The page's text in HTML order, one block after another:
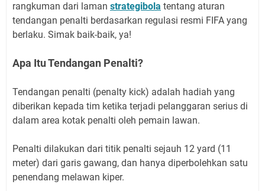
rangkuman dari laman strategibola tentang aturan
tendangan penalti berdasarkan regulasi resmi FIFA yang
berlaku. Simak baik-baik, ya!
Apa Itu Tendangan Penalti?
Tendangan penalti (penalty kick) adalah hadiah yang
diberikan kepada tim ketika terjadi pelanggaran serius di
dalam area kotak penalti oleh pemain lawan.
Penalti dilakukan dari titik penalti sejauh 12 yard (11
meter) dari garis gawang, dan hanya diperbolehkan satu
penendang melawan kiper.